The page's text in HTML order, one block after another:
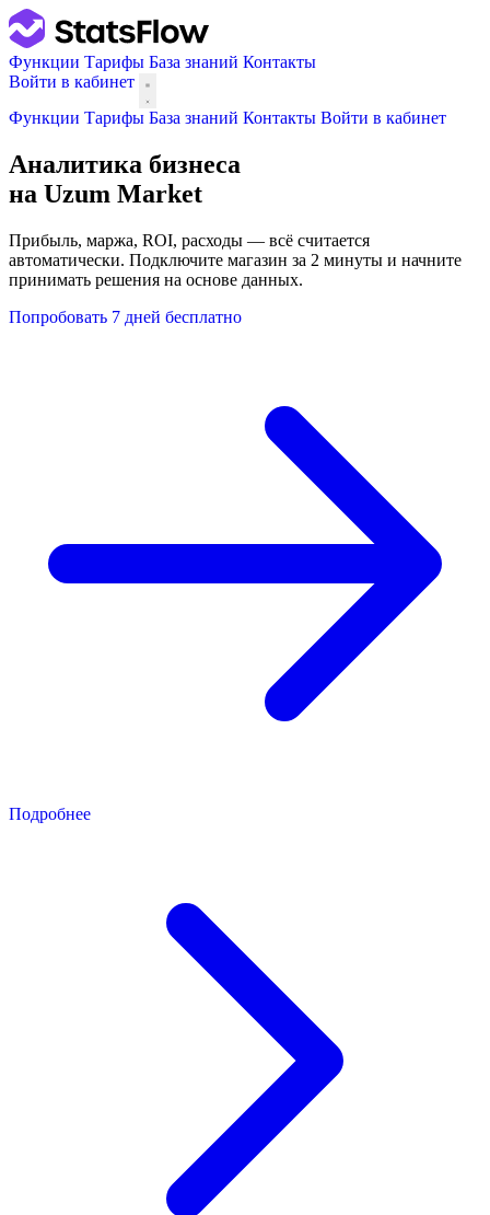
Функции Тарифы База знаний Контакты
Войти в кабинет
Функции Тарифы База знаний Контакты Войти в кабинет
Аналитика бизнеса
на Uzum Market
Прибыль, маржа, ROI, расходы — всё считается
автоматически. Подключите магазин за 2 минуты и начните
принимать решения на основе данных.
Попробовать 7 дней бесплатно
Подробнее